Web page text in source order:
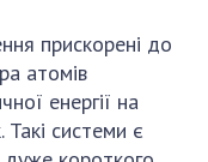
прискорені до
атомів
енергії на
системи є